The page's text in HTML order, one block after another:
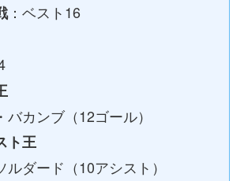
：ベスト16
カンブ（12ゴール）
ト王
ルダード（10アシスト）